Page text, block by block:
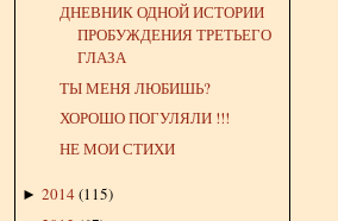
ДНЕВНИК ОДНОЙ ИСТОРИИ
ПРОБУЖДЕНИЯ ТРЕТЬЕГО
ГЛАЗА
ТЫ МЕНЯ ЛЮБИШЬ?
ХОРОШО ПОГУЛЯЛИ !!!
НЕ МОИ СТИХИ
► 2014 (115)